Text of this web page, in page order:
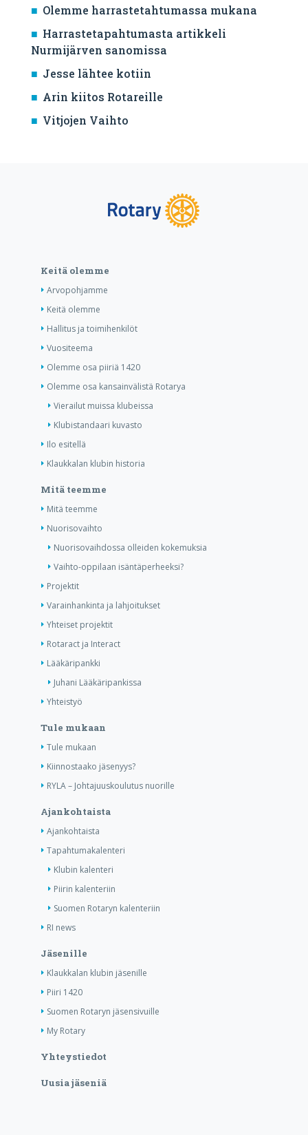
Olemme harrastetahtumassa mukana
Harrastetapahtumasta artikkeli
Nurmijärven sanomissa
Jesse lähtee kotiin
Arin kiitos Rotareille
Vitjojen Vaihto
Keitä olemme
Arvopohjamme
Keitä olemme
Hallitus ja toimihenkilöt
Vuositeema
Olemme osa piiriä 1420
Olemme osa kansainvälistä Rotarya
Vierailut muissa klubeissa
Klubistandaari kuvasto
Ilo esitellä
Klaukkalan klubin historia
Mitä teemme
Mitä teemme
Nuorisovaihto
Nuorisovaihdossa olleiden kokemuksia
Vaihto-oppilaan isäntäperheeksi?
Projektit
Varainhankinta ja lahjoitukset
Yhteiset projektit
Rotaract ja Interact
Lääkäripankki
Juhani Lääkäripankissa
Yhteistyö
Tule mukaan
Tule mukaan
Kiinnostaako jäsenyys?
RYLA – Johtajuuskoulutus nuorille
Ajankohtaista
Ajankohtaista
Tapahtumakalenteri
Klubin kalenteri
Piirin kalenteriin
Suomen Rotaryn kalenteriin
RI news
Jäsenille
Klaukkalan klubin jäsenille
Piiri 1420
Suomen Rotaryn jäsensivuille
My Rotary
Yhteystiedot
Uusia jäseniä